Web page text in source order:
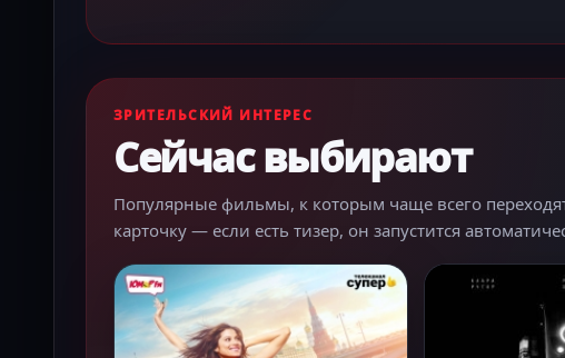
ЗРИТЕЛЬСКИЙ ИНТЕРЕС
Сейчас выбирают
Популярные фильмы, к которым чаще всего
карточку — если есть тизер, он запустится